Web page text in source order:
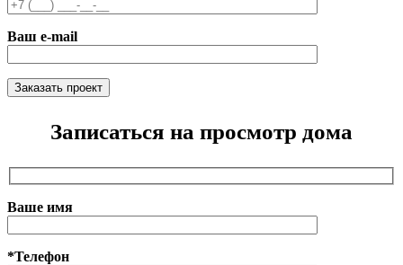
Ваш e-mail
Записаться на просмотр дома
Ваше имя
*Телефон